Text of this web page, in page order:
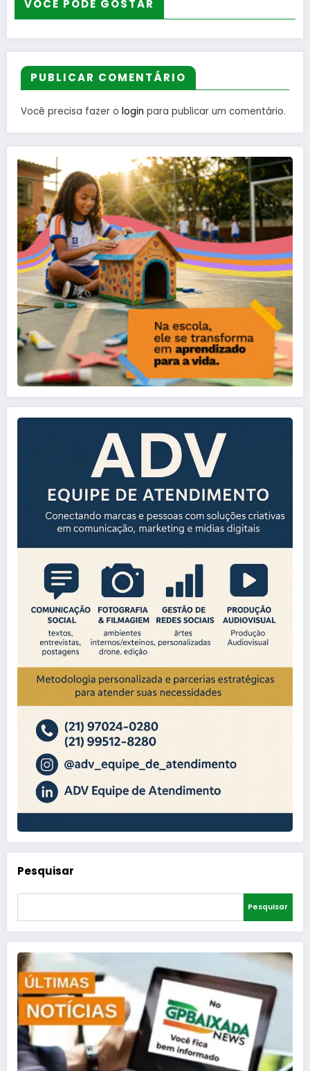
VOCÊ PODE GOSTAR
PUBLICAR COMENTÁRIO
Você precisa fazer o login para publicar um comentário.
Pesquisar
Pesquisar